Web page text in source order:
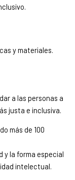
y materiales.
a las personas a
justa e inclusiva.
más de 100
y la forma especial
intelectual.